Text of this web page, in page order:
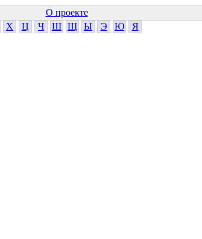
О проекте
Х Ц Ч Ш Щ Ы Э Ю Я